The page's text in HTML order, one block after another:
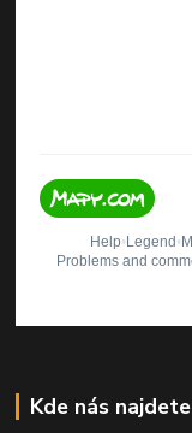
Kde nás najdete